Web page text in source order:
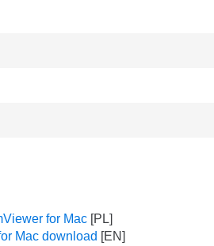
for Mac
Mac download